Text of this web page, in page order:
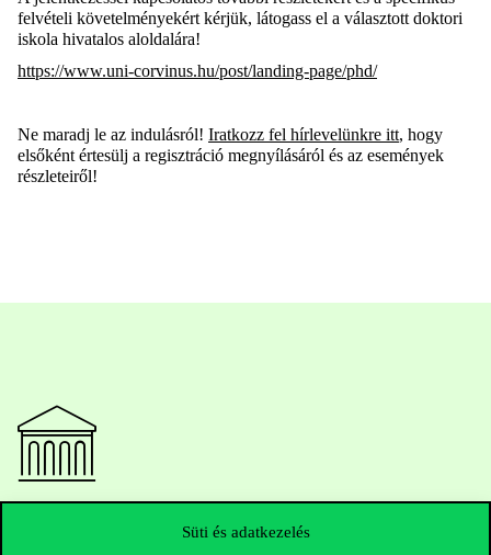
Süti és adatkezelés
felvételi követelményekért kérjük, látogass el a választott doktori
iskola hivatalos aloldalára!
https://www.uni-corvinus.hu/post/landing-page/phd/
Ne maradj le az indulásról! Iratkozz fel hírlevelünkre itt, hogy
elsőként értesülj a regisztráció megnyílásáról és az események
részleteiről!